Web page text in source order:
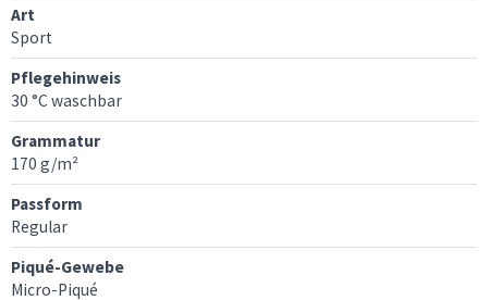
Art
Sport
Pflegehinweis
30 °C waschbar
Grammatur
170 g/m²
Passform
Regular
Piqué-Gewebe
Micro-Piqué